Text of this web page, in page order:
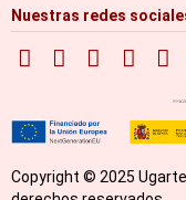
Nuestras redes
Copyright © 2025